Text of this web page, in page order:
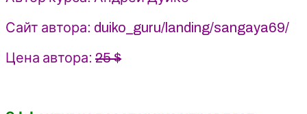
Сайт автора: duiko_guru/landing/sangaya69/
Цена автора: 25 $